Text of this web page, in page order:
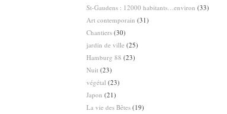
St-Gaudens : 12000 habitants…environ (33)
Art contemporain (31)
Chantiers (30)
jardin de ville (25)
Hamburg 88 (23)
Nuit (23)
végétal (23)
Japon (21)
La vie des Bêtes (19)